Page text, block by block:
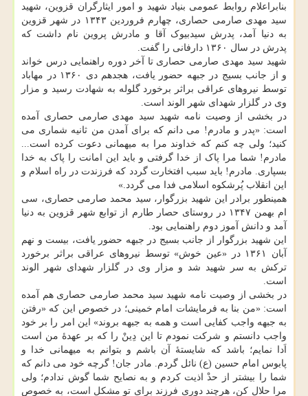
بنابراعلام روابط عمومی بنیاد شهید و امور ایثارگران قزوین، شهید
سید مهدی صارمی حصاری، چهارم فروردین ۱۳۴۳ در شهر قزوین
به دنیا آمد، پدرش سیدبیوک آقا و مادرش پروین نام داشت که
پدرش در سال ۱۳۶۰ دارفانی را گفت.
شهید سید مهدی صارمی حصاری تا آخر دوره راهنمایی درس خواند
و از جانب بسیج در جبهه حضور یافت، هجدهم دی ۱۳۶۰ در مهاباد
توسط نیروهای عراقی براثر برخورد گلوله به شهادت رسید و مزار
وی در گلزار شهدای شهر الوند است.
در بخشی از وصیت نامه شهید سید مهدی صارمی حصاری آمده
است: «پدر و مادرم! می دانم که برای آمدن من ثانیه شماری می
کنید؛ ولی چه کنم که خداوند مرا به میهمانی دعوت کرده است...
مادرم! شما مرا پاک از خدا گرفتی و باید این امانت را پاک به خدا
بسپاری. مادرم! باید سبب افتخارت گردد که فرزندت در راه اسلام و
این انقلاب پُرشکوه اسلامی فدا می گردد.»
همینطور برادر این شهید بزرگوار، سید محمد صارمی حصاری، سی
ام بهمن ۱۳۴۷ در روستای حصار طارم از توابع شهر قزوین به دنیا
آمد و دانش آموز دوم راهنمایی بود.
این شهید بزرگوار از جانب بسیج در جبهه حضور یافت، بیست و نهم
آبان ۱۳۶۱ در «عین خوش» توسط نیروهای عراقی براثر برخورد
ترکش به سر شهید شد و مزار وی در گلزار شهدای شهر الوند
است.
در بخشی از وصیت نامه شهید سید محمد صارمی حصاری هم آمده
است: «من بنا به فرمایشات امام خمینی؛ در خصوص این که «رفتن
به جبهه واجب کفایی است و همه به جبهه بروند» این امر را بر خود
واجب دانستم و شرکت نمودم تا این دِینْ را که بر عهدهٔ من است
اَدا نمایم؛ باشد که شایستهٔ آن باشم و بتوانم به میهمانی خدا و
پابوس امام حسین (ع) نائل گردم. مادر جان! گرچه خود می دانم که
شما را بیشتر از حدْ اذیت کردم و به نصایح شما گوش ندادم؛ ولی
مرا حلال کن، هرچند دوری فرزند برای تو مشکل است، به خصوص